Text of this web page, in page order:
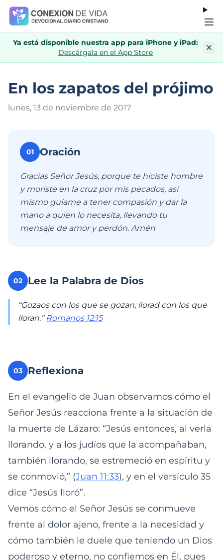
Ya está disponible nuestra app para iPhone y iPad:
Descárgala en el App Store
En los zapatos del prójimo
lunes, 13 de noviembre de 2017
01 Oración
Gracias Señor Jesús, porque te hiciste hombre
y moriste en la cruz por mis pecados, así
mismo guíame a tener compasión y dar la
mano a quien lo necesita, llevando tu
mensaje de amor y perdón. Amén
02 Lee la Palabra de Dios
“Gozaos con los que se gozan; llorad con los que
lloran.” Romanos 12:15
03 Reflexiona
En el evangelio de Juan observamos cómo el
Señor Jesús reacciona frente a la situación de
la muerte de Lázaro: “Jesús entonces, al verla
llorando, y a los judíos que la acompañaban,
también llorando, se estremeció en espíritu y
se conmovió,” (Juan 11:33), y en el versículo 35
dice “Jesús lloró”.
Vemos cómo el Señor Jesús se conmueve
frente al dolor ajeno, frente a la necesidad y
cómo también le duele que teniendo un Dios
poderoso y eterno, no confiemos en Él, pues